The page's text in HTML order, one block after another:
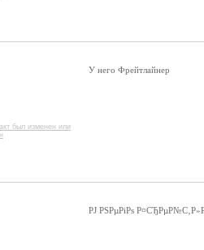
был изменен или
У него Фрейтлайнер
РЈ РЅРµРіРѕ